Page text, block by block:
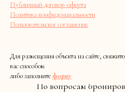
Публичный договор-оферта
Политика конфиденциальности
Пользовательское соглашение
Для размещения объекта на сайте,
вас способом
либо заполните форму
По вопросам